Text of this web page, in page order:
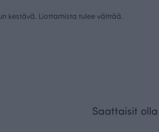
kestävä. Liottamista tulee välttää.
Saattaisit